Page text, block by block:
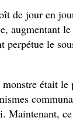
de jour en
augmentant
perpétue le
était
Maintenant,